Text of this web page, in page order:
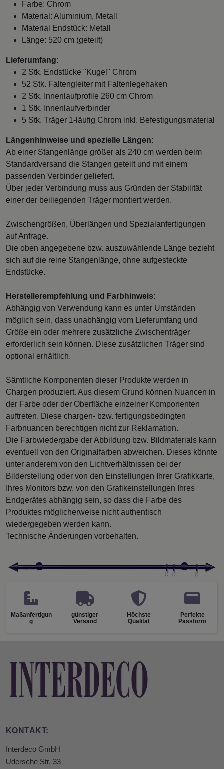
Farbe: Chrom
Material: Aluminium, Metall
Material Endstück: Metall
Länge: 520 cm (geteilt)
Lieferumfang:
2 Stk. Endstücke "Kugel" Chrom
52 Stk. Faltengleiter mit Faltenlegehaken
2 Stk. Innenlaufprofile 260 cm Chrom
1 Stk. Innenlaufverbinder
5 Stk. Träger 1-läufig Chrom inkl. Befestigungsmaterial
Längenhinweise und spezielle Längen:
Ab einer Stangenlänge größer als 240 cm werden beim
Standardversand die Stangen geteilt und mit einem
passenden Verbinder geliefert.
Über jeder Verbindung muss aus Gründen der Stabilität
einer der beiliegenden Träger montiert werden.
Zwischengrößen, Überlängen und Spezialanfertigungen
auf Anfrage.
Die oben angegebene bzw. auszuwählende Länge bezieht
sich auf die reine Stangenlänge, ohne aufgesteckte
Endstücke.
Herstellerempfehlung und Farbhinweis:
Abhängig von Verwendung kann es unter Umständen
möglich sein, dass unabhängig vom Lieferumfang und
Größe ein oder mehrere zusätzliche Zwischenträger
erforderlich sein können. Diese zusätzlichen Träger sind
optional erhältlich.
Sämtliche Komponenten dieser Produkte werden in
Chargen produziert. Aus diesem Grund können Nuancen in
der Farbe oder der Oberfläche einzelner Komponenten
auftreten. Diese chargen- bzw. fertigungsbedingten
Farbnuancen berechtigen nicht zur Reklamation.
Die Farbwiedergabe der Abbildung bzw. Bildmaterials kann
eventuell von den Originalfarben abweichen. Dieses könnte
unter anderem von den Lichtverhältnissen bei der
Bilderstellung oder von den Einstellungen Ihrer Grafikkarte,
Ihres Monitors bzw. von den Grafikeinstellungen Ihres
Endgerätes abhängig sein, so dass die Farbe des
Produktes möglicherweise nicht authentisch
wiedergegeben werden kann.
Technische Änderungen vorbehalten.
Maßanfertigun
g
günstiger
Versand
Höchste
Qualität
Perfekte
Passform
KONTAKT:
Interdeco GmbH
Udersche Str. 33